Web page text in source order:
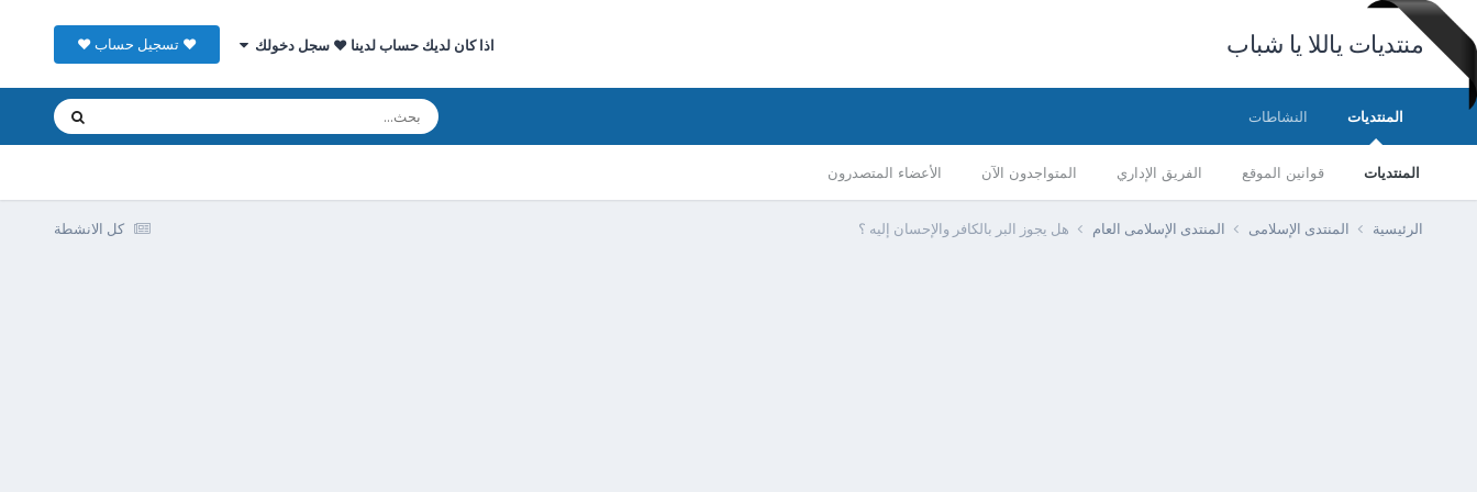
منتديات ياللا يا شباب اذا كان لديك حساب لدينا ♥ سجل دخولك ♥ تسجيل حساب ♥
المنتديات
المنتديات قوانين الموقع الفريق الإداري المتواجدون الآن الأعضاء المتصدرون
النشاطات
كل الانشطة الرئيسية المنتدى الإسلامى المنتدى الإسلامى العام هل يجوز البر بالكافر والإحسان إليه ؟